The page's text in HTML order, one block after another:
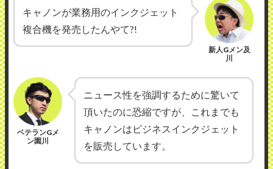
キャノンが業務用のインクジェット
複合機を発売したんやて?!
新人Gメン及
川
ベテランGメ
ン園川
ニュース性を強調するために驚いて
頂いたのに恐縮ですが、これまでも
キャノンはビジネスインクジェット
を販売しています。